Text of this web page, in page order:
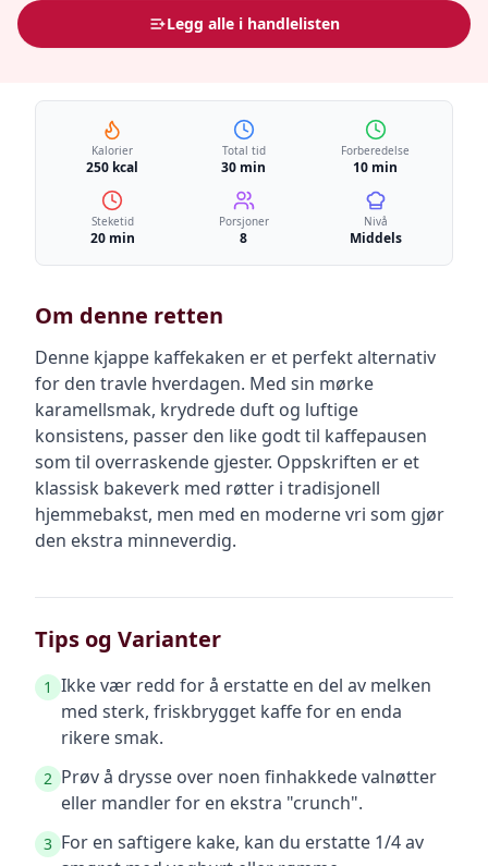
Legg alle i handlelisten
Kalorier
250 kcal
Total tid
30 min
Forberedelse
10 min
Steketid
20 min
Porsjoner
8
Nivå
Middels
Om denne retten
Denne kjappe kaffekaken er et perfekt alternativ
for den travle hverdagen. Med sin mørke
karamellsmak, krydrede duft og luftige
konsistens, passer den like godt til kaffepausen
som til overraskende gjester. Oppskriften er et
klassisk bakeverk med røtter i tradisjonell
hjemmebakst, men med en moderne vri som gjør
den ekstra minneverdig.
Tips og Varianter
1 Ikke vær redd for å erstatte en del av melken
med sterk, friskbrygget kaffe for en enda
rikere smak.
2 Prøv å drysse over noen finhakkede valnøtter
eller mandler for en ekstra "crunch".
3 For en saftigere kake, kan du erstatte 1/4 av